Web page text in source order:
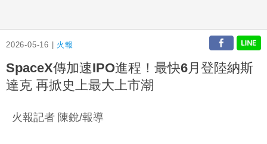
2026-05-16 | 火報
SpaceX傳加速IPO進程！最快6月登陸納斯
達克 再掀史上最大上市潮
火報記者 陳銳/報導